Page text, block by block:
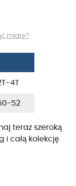
miarę?
4T
52
teraz szeroką
i całą kolekcję